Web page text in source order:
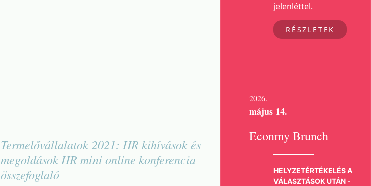
jelenléttel.
RÉSZLETEK
2026.
május 14.
Econmy Brunch
HELYZETÉRTÉKELÉS A
VÁLASZTÁSOK UTÁN -
Termelővállalatok 2021: HR kihívások és
megoldások HR mini online konferencia
összefoglaló